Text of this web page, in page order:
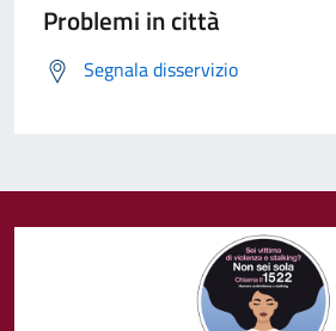
Problemi in città
Segnala disservizio